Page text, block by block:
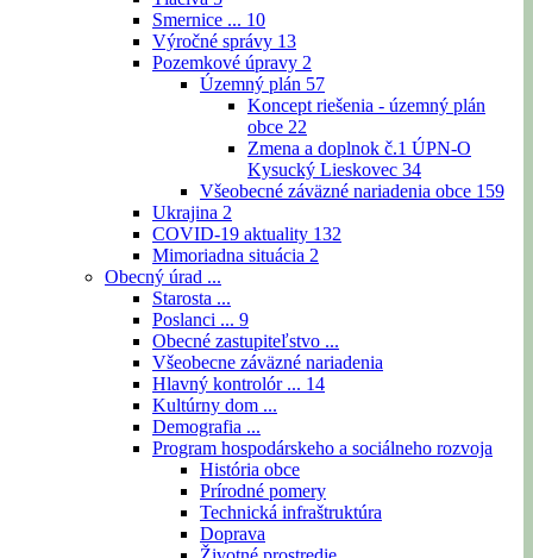
Smernice ... 10
Výročné správy 13
Pozemkové úpravy 2
Územný plán 57
Koncept riešenia - územný plán
obce 22
Zmena a doplnok č.1 ÚPN-O
Kysucký Lieskovec 34
Všeobecné záväzné nariadenia obce 159
Ukrajina 2
COVID-19 aktuality 132
Mimoriadna situácia 2
Obecný úrad ...
Starosta ...
Poslanci ... 9
Obecné zastupiteľstvo ...
Všeobecne záväzné nariadenia
Hlavný kontrolór ... 14
Kultúrny dom ...
Demografia ...
Program hospodárskeho a sociálneho rozvoja
História obce
Prírodné pomery
Technická infraštruktúra
Doprava